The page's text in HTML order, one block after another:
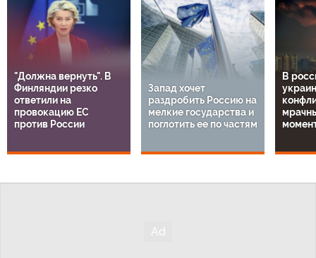
"Должна вернуть". В
Финляндии резко
ответили на
провокацию ЕС
против России
Запад хочет
раздробить Россию на
мелкие государства и
поглотить ее по частям
В